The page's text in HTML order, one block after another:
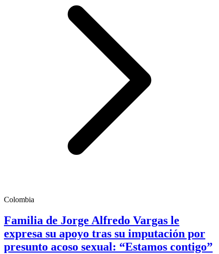
Colombia
Familia de Jorge Alfredo Vargas le
expresa su apoyo tras su imputación por
presunto acoso sexual: “Estamos contigo”